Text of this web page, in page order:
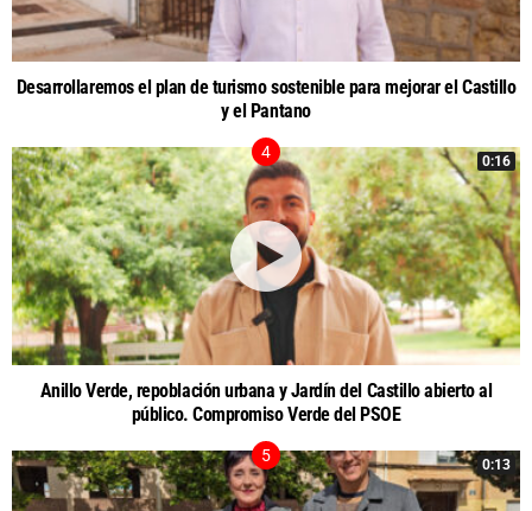
Desarrollaremos el plan de turismo sostenible para mejorar el Castillo
y el Pantano
0:16
Anillo Verde, repoblación urbana y Jardín del Castillo abierto al
público. Compromiso Verde del PSOE
0:13